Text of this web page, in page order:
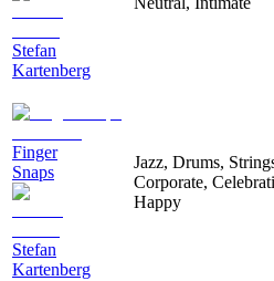
Stefan
Kartenberg
Finger
Snaps
Stefan
Kartenberg
Jazz, Drums,
Corporate,
Happy